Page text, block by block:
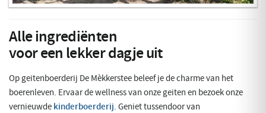
Alle ingrediënten
voor een lekker dagje uit
Op geitenboerderij De Mèkkerstee beleef je de charme van het
boerenleven. Ervaar de wellness van onze geiten en bezoek onze
vernieuwde kinderboerderij. Geniet tussendoor van